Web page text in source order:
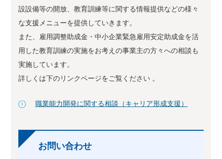
設設備等の開放、教育訓練等に関する情報提供などの様々
な支援メニューを提供していきます。
また、雇用調整助成金・中小企業緊急雇用安定助成金を活
用した教育訓練の実施をお考えの事業主の方々への相談も
実施しています。
詳しくは下のリンクページをご覧ください 。
職業能力開発に関する相談（キャリア形成支援）
お問い合わせ